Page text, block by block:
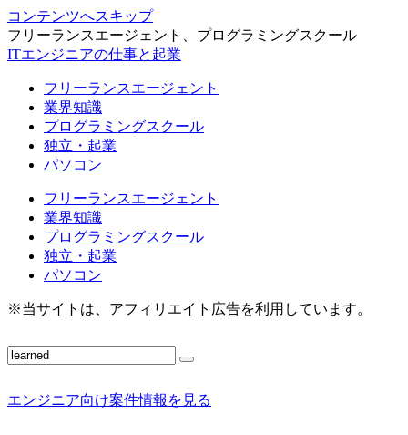
コンテンツへスキップ
フリーランスエージェント、プログラミングスクール
ITエンジニアの仕事と起業
フリーランスエージェント
業界知識
プログラミングスクール
独立・起業
パソコン
フリーランスエージェント
業界知識
プログラミングスクール
独立・起業
パソコン
※当サイトは、アフィリエイト広告を利用しています。
エンジニア向け案件情報を見る